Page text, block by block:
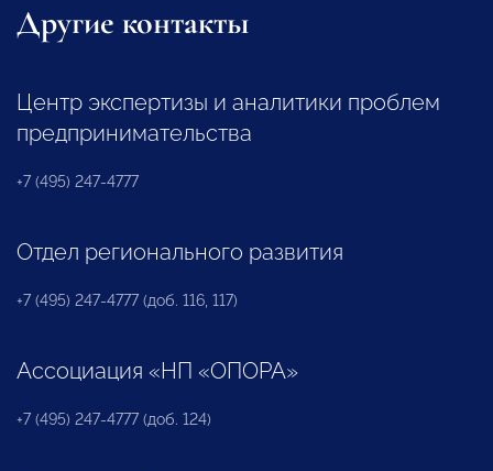
Другие контакты
Центр экспертизы и аналитики проблем
предпринимательства
+7 (495) 247-4777
Отдел регионального развития
+7 (495) 247-4777 (доб. 116, 117)
Ассоциация «НП «ОПОРА»
+7 (495) 247-4777 (доб. 124)